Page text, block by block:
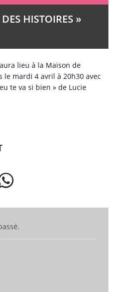
HISTOIRES »
lieu à la Maison de
le mardi 4 avril à 20h30 avec
te va si bien » de Lucie